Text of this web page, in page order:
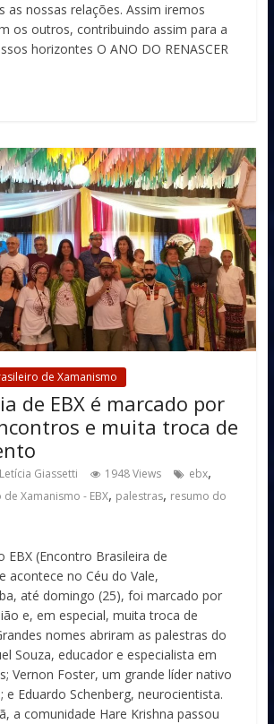
nossas relações. Assim iremos
os outros, contribuindo assim para a
horizontes O ANO DO RENASCER
de Xamanismo
de EBX é marcado por
e muita troca de
Letícia Giassetti 1948 Views ebx,
Xamanismo - EBX, palestras, resumo do
EBX (Encontro Brasileira de
acontece no Céu do Vale,
até domingo (25), foi marcado por
e, em especial, muita troca de
nomes abriram as palestras do
Souza, educador e especialista em
Vernon Foster, um grande líder nativo
Eduardo Schenberg, neurocientista.
a comunidade Hare Krishna passou